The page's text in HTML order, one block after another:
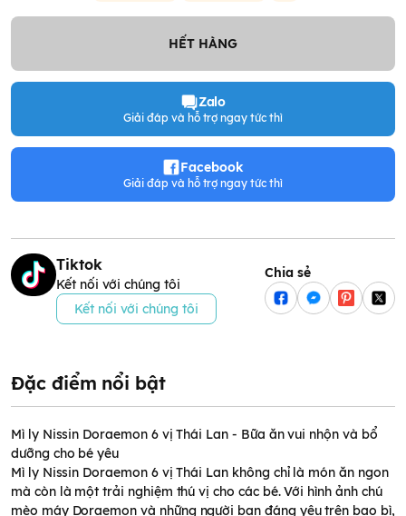
HẾT HÀNG
Zalo
Giải đáp và hỗ trợ ngay tức thì
Facebook
Giải đáp và hỗ trợ ngay tức thì
Tiktok
Kết nối với chúng tôi
Kết nối với chúng tôi
Chia sẻ
Đặc điểm nổi bật
Mì ly Nissin Doraemon 6 vị Thái Lan - Bữa ăn vui nhộn và bổ
dưỡng cho bé yêu
Mì ly Nissin Doraemon 6 vị Thái Lan không chỉ là món ăn ngon
mà còn là một trải nghiệm thú vị cho các bé. Với hình ảnh chú
mèo máy Doraemon và những người bạn đáng yêu trên bao bì,